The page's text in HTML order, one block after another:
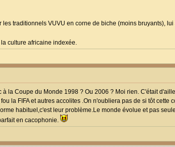
traditionnels VUVU en corne de biche (moins bruyants),
la culture africaine indexée.
la Coupe du Monde 1998 ? Ou 2006 ? Moi rien. C'était
la FIFA et autres accolites .On n'oubliera pas de si tôt cette
habituel,c'est leur problème.Le monde évolue et pas
en cacophonie.